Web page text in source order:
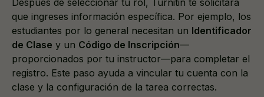
que ingreses información específica. Por ejemplo, los
estudiantes por lo general necesitan un Identificador
de Clase y un Código de Inscripción—
proporcionados por tu instructor—para completar el
registro. Este paso ayuda a vincular tu cuenta con la
clase y la configuración de la tarea correctas.